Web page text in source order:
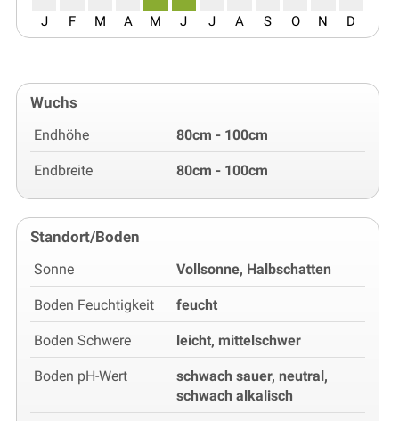
J F M A M J J A S O N D
Wuchs
Endhöhe 80cm - 100cm
Endbreite 80cm - 100cm
Standort/Boden
Sonne Vollsonne, Halbschatten
Boden Feuchtigkeit feucht
Boden Schwere leicht, mittelschwer
Boden pH-Wert
schwach sauer, neutral,
schwach alkalisch